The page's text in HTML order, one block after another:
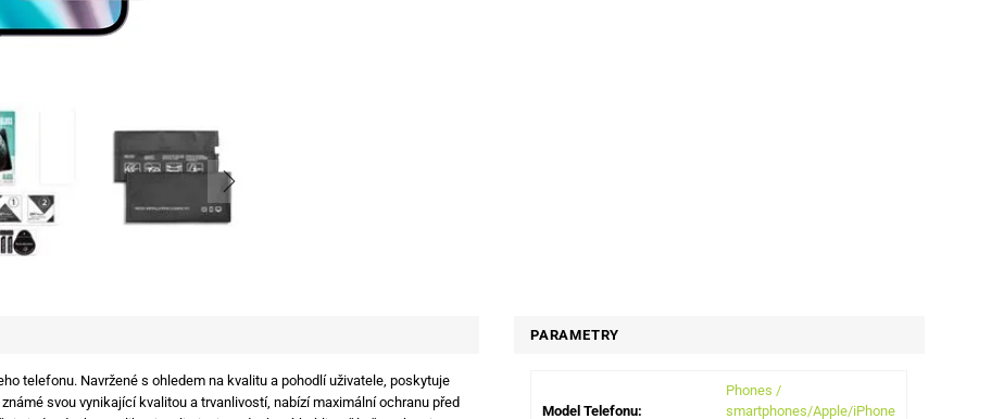
telefonu. Navržené s ohledem na kvalitu a pohodlí uživatele, poskytuje
svou vynikající kvalitou a trvanlivostí, nabízí maximální ochranu před
PARAMETRY
Model Telefonu:
Phones /
smartphones/Apple/iPhone